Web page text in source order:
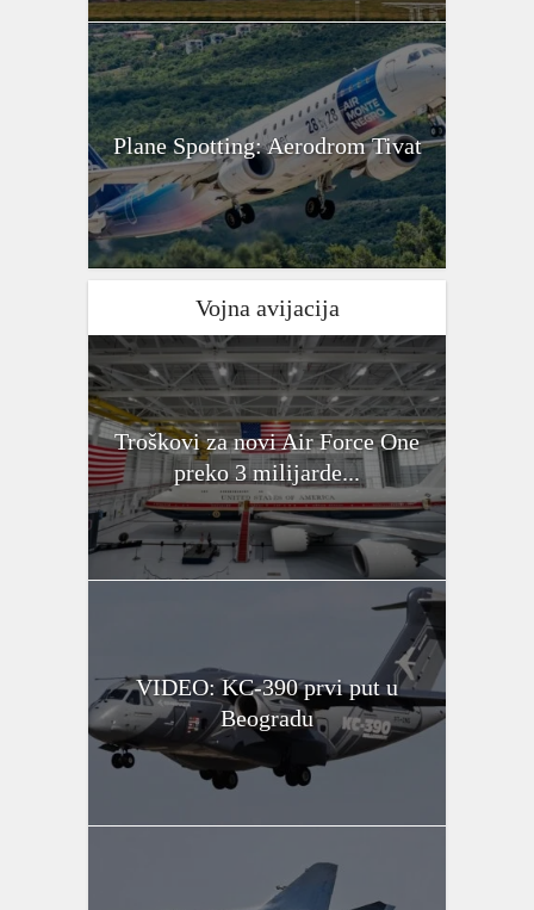
Plane Spotting: Aerodrom Tivat
Vojna avijacija
Troškovi za novi Air Force One
preko 3 milijarde...
VIDEO: KC-390 prvi put u
Beogradu